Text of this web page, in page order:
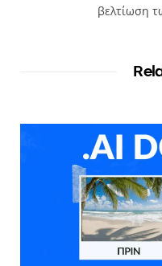
βελτίωση